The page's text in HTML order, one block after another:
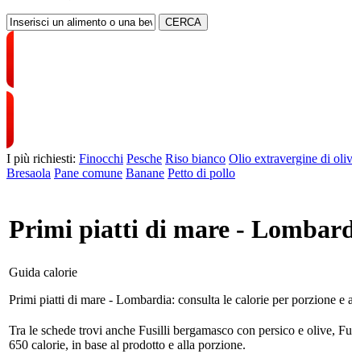
CERCA
I più richiesti: Finocchi Pesche Riso bianco Olio extravergine di
Bresaola Pane comune Banane Petto di pollo
Primi piatti di mare -
Guida calorie
Primi piatti di mare - Lombardia: consulta le calorie per porzione
Tra le schede trovi anche Fusilli bergamasco con persico e olive,
650 calorie, in base al prodotto e alla porzione.